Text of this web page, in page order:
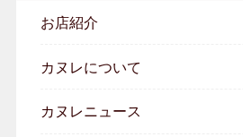
お店紹介
カヌレについて
カヌレニュース